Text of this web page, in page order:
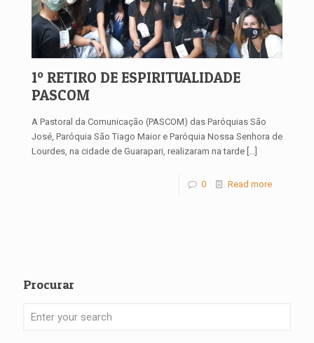
1º RETIRO DE ESPIRITUALIDADE
PASCOM
A Pastoral da Comunicação (PASCOM) das Paróquias São
José, Paróquia São Tiago Maior e Paróquia Nossa Senhora de
Lourdes, na cidade de Guarapari, realizaram na tarde
0 Read more
Procurar